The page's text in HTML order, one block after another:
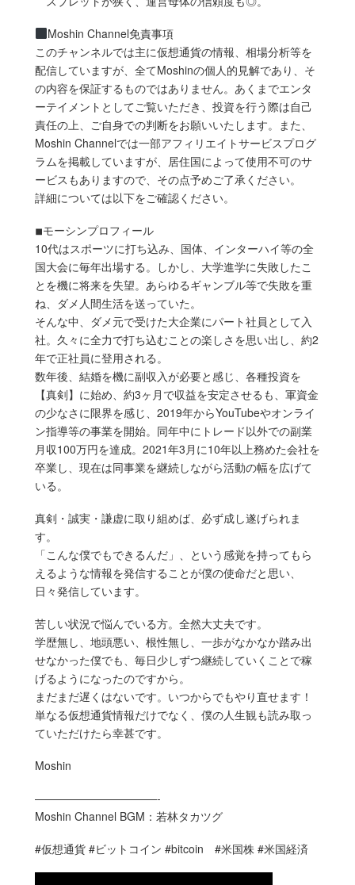
Moshin Channel免責事項
このチャンネルでは主に仮想通貨の情報、相場分析等を
配信していますが、全てMoshinの個人的見解であり、そ
の内容を保証するものではありません。あくまでエンタ
ーテイメントとしてご覧いただき、投資を行う際は自己
責任の上、ご自身での判断をお願いいたします。また、
Moshin Channelでは一部アフィリエイトサービスプログ
ラムを掲載していますが、居住国によって使用不可のサ
ービスもありますので、その点予めご了承ください。
詳細については以下をご確認ください。
◾︎モーシンプロフィール
10代はスポーツに打ち込み、国体、インターハイ等の全
国大会に毎年出場する。しかし、大学進学に失敗したこ
とを機に将来を失望。あらゆるギャンブル等で失敗を重
ね、ダメ人間生活を送っていた。
そんな中、ダメ元で受けた大企業にパート社員として入
社。久々に全力で打ち込むことの楽しさを思い出し、約2
年で正社員に登用される。
数年後、結婚を機に副収入が必要と感じ、各種投資を
【真剣】に始め、約3ヶ月で収益を安定させるも、軍資金
の少なさに限界を感じ、2019年からYouTubeやオンライ
ン指導等の事業を開始。同年中にトレード以外での副業
月収100万円を達成。2021年3月に10年以上務めた会社を
卒業し、現在は同事業を継続しながら活動の幅を広げて
いる。
真剣・誠実・謙虚に取り組めば、必ず成し遂げられま
す。
「こんな僕でもできるんだ」、という感覚を持ってもら
えるような情報を発信することが僕の使命だと思い、
日々発信しています。
苦しい状況で悩んでいる方。全然大丈夫です。
学歴無し、地頭悪い、根性無し、一歩がなかなか踏み出
せなかった僕でも、毎日少しずつ継続していくことで稼
げるようになったのですから。
まだまだ遅くはないです。いつからでもやり直せます！
単なる仮想通貨情報だけでなく、僕の人生観も読み取っ
ていただけたら幸甚です。
Moshin
———————————-
Moshin Channel BGM：若林タカツグ
#仮想通貨 #ビットコイン #bitcoin #米国株 #米国経済